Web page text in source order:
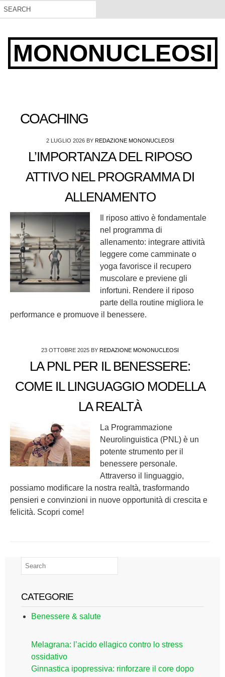
MONONUCLEOSI
COACHING
2 LUGLIO 2026BY REDAZIONE MONONUCLEOSI
L’IMPORTANZA DEL RIPOSO
ATTIVO NEL PROGRAMMA DI
ALLENAMENTO
Il riposo attivo è fondamentale
nel programma di
allenamento: integrare attività
leggere come camminate o
yoga favorisce il recupero
muscolare e previene gli
infortuni. Rendere il riposo
parte della routine migliora le
performance e promuove il benessere.
23 OTTOBRE 2025 BY REDAZIONE MONONUCLEOSI
LA PNL PER IL BENESSERE:
COME IL LINGUAGGIO MODELLA
LA REALTÀ
La Programmazione
Neurolinguistica (PNL) è un
potente strumento per il
benessere personale.
Attraverso il linguaggio,
possiamo modificare la nostra realtà, trasformando
pensieri e convinzioni in nuove opportunità di crescita e
felicità. Scopri come!
CATEGORIE
Benessere & salute
Melagrana: l’acido ellagico contro lo stress
ossidativo
Ginnastica ipopressiva: rinforzare il core dopo